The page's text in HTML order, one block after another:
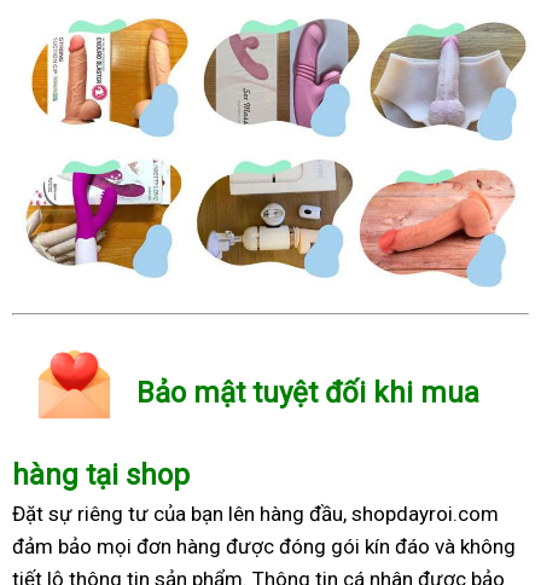
Bảo mật tuyệt đối khi mua
hàng tại shop
Đặt sự riêng tư của bạn lên hàng đầu, shopdayroi.com
đảm bảo mọi đơn hàng được đóng gói kín đáo và không
tiết lộ thông tin sản phẩm. Thông tin cá nhân được bảo